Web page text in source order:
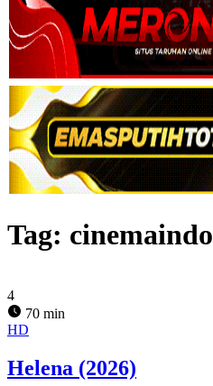
Tag: cinemaindo
4
70 min
HD
Helena (2026)